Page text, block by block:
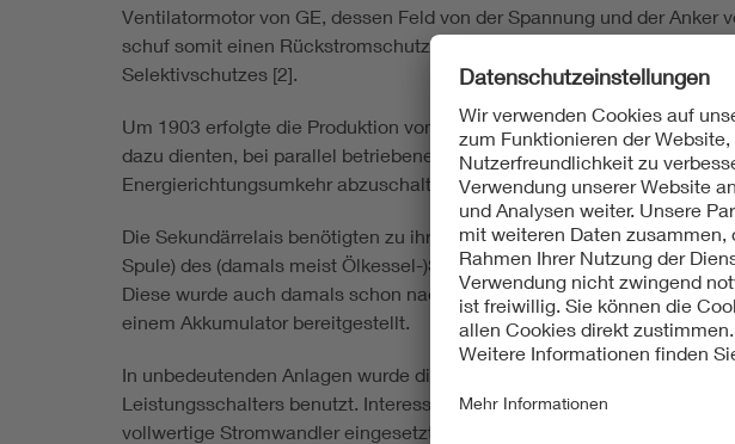
Ventilatormotor von GE, dessen Feld von der Spannung und der Anker
schuf somit einen Rückstromschutz für die Doppelleitung. Dies gilt als
Selektivschutzes [2].
Um 1903 erfolgte die Produktion von Richtungsrelais, so genannte
dazu dienten, bei parallel betriebenen Generatoren den gestörten
Energierichtungsumkehr abzuschalten.
Die Sekundärrelais benötigten zu ihrer eigenen Funktion und zur
Spule) des (damals meist Ölkessel-)Schalters eine Hilfsenergie.
Diese wurde auch damals schon nach einem Patent von Henri Owen
einem Akkumulator bereitgestellt.
In unbedeutenden Anlagen wurde die Wandlerstromauslösung zur
Leistungsschalters benutzt. Interessant ist, dass bei den ersten
vollwertige Stromwandler eingesetzt wurden, von denen einer das